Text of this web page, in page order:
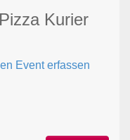
Kurier
Event erfassen